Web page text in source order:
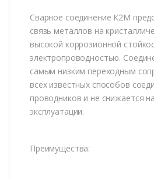
Сварное соединение К2М
связь металлов на
высокой коррозионной
электропроводностью.
самым низким переходным
всех известных способов
проводников и не снижается
эксплуатации.
Преимущества: